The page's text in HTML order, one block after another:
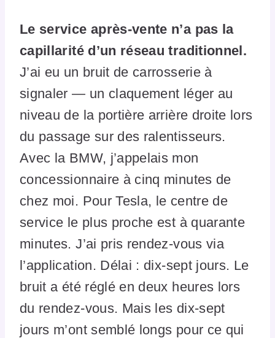
Le service après-vente n’a pas la
capillarité d’un réseau traditionnel.
J’ai eu un bruit de carrosserie à
signaler — un claquement léger au
niveau de la portière arrière droite lors
du passage sur des ralentisseurs.
Avec la BMW, j’appelais mon
concessionnaire à cinq minutes de
chez moi. Pour Tesla, le centre de
service le plus proche est à quarante
minutes. J’ai pris rendez-vous via
l’application. Délai : dix-sept jours. Le
bruit a été réglé en deux heures lors
du rendez-vous. Mais les dix-sept
jours m’ont semblé longs pour ce qui